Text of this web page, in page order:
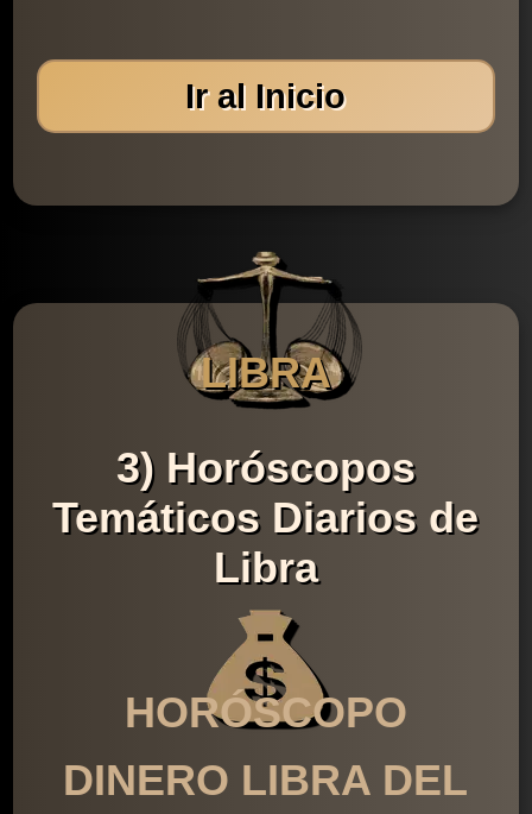
Ir al Inicio
LIBRA
3) Horóscopos
Temáticos Diarios de
Libra
HORÓSCOPO
DINERO LIBRA DEL